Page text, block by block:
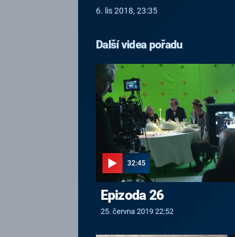
6. lis 2018, 23:35
Další videa pořadu
32:45
Epizoda 26
25. června 2019 22:52